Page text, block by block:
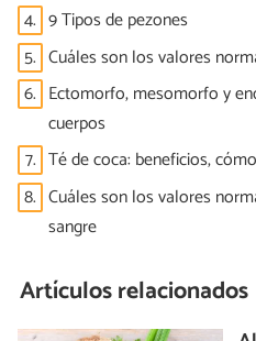
4. 9 Tipos de pezones
5. Cuáles son los valores
6. Ectomorfo, mesomorfo y
cuerpos
7. Té de coca: beneficios,
8. Cuáles son los valores
sangre
Artículos relacionados